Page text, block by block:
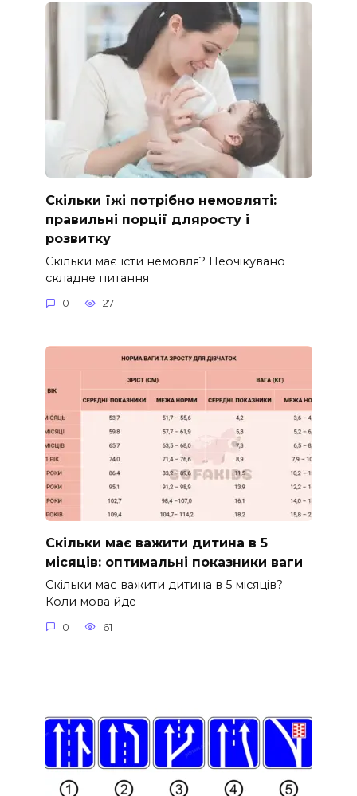
Скільки їжі потрібно немовляті:
правильні порції дляросту і
розвитку
Скільки має їсти немовля? Неочікувано
складне питання
0 27
Скільки має важити дитина в 5
місяців: оптимальні показники ваги
Скільки має важити дитина в 5 місяців?
Коли мова йде
0 61